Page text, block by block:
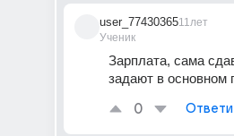
user_77430365
Ученик
11лет
Зарплата, сама
задают в основном
0